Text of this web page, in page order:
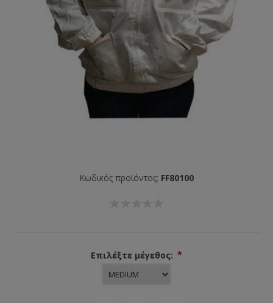
Κωδικός προϊόντος: FF80100
Επιλέξτε μέγεθος: *